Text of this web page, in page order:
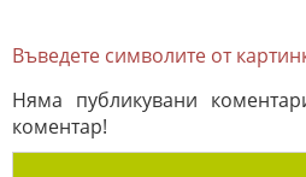
Въведете символите от
Няма публикувани
коментар!